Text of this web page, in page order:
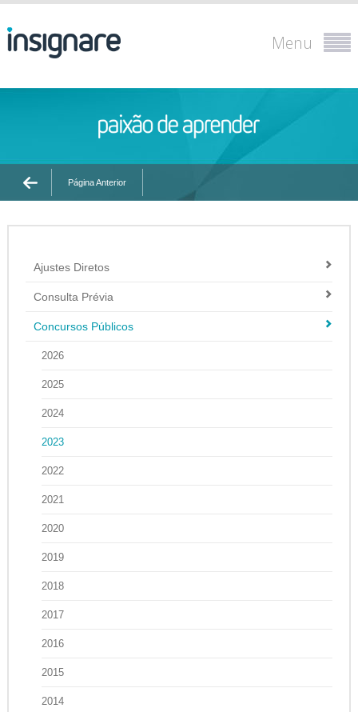
Menu
Página Anterior
Ajustes Diretos
Consulta Prévia
Concursos Públicos
2026
2025
2024
2023
2022
2021
2020
2019
2018
2017
2016
2015
2014